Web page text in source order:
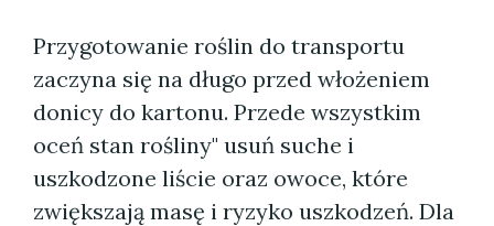
Przygotowanie roślin do transportu
zaczyna się na długo przed włożeniem
donicy do kartonu. Przede wszystkim
oceń stan rośliny" usuń suche i
uszkodzone liście oraz owoce, które
zwiększają masę i ryzyko uszkodzeń. Dla